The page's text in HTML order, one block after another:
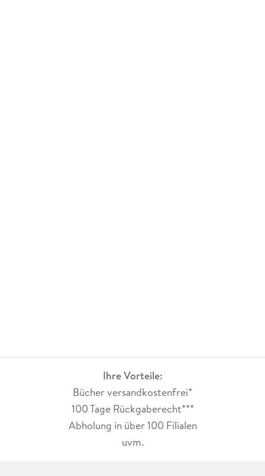
Ihre Vorteile:
Bücher versandkostenfrei*
100 Tage Rückgaberecht***
Abholung in über 100 Filialen
uvm.